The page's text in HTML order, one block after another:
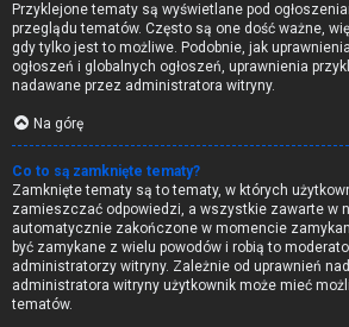
Przyklejone tematy są wyświetlane pod
przeglądu tematów. Często są one dość ważne,
gdy tylko jest to możliwe. Podobnie, jak
ogłoszeń i globalnych ogłoszeń, uprawnienia
nadawane przez administratora witryny.
Na górę
Co to są zamknięte tematy?
Zamknięte tematy są to tematy, w których
zamieszczać odpowiedzi, a wszystkie zawarte w
automatycznie zakończone w momencie
być zamykane z wielu powodów i robią to
administratorzy witryny. Zależnie od uprawnień
administratora witryny użytkownik może mieć
tematów.